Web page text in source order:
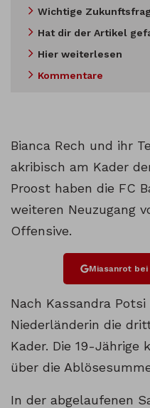
Wichtige
Hat dir der Artikel
Hier weiterlesen
Kommentare
Bianca Rech und ihr
akribisch am Kader
Proost haben die FC
weiteren Neuzugang
Offensive.
Miasanrot
Nach Kassandra
Niederländerin die
Kader. Die 19-Jährige
über die
In der abgelaufenen